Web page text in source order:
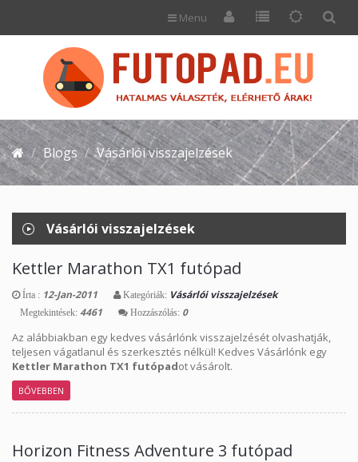
Menu
Blogs Vásárlói visszajelzések
Vásárlói visszajelzések
Kettler Marathon TX1 futópad
Írta : 12-Jan-2011 Kategóriák: Vásárlói visszajelzések
Megtekintések: 4461 Hozzászólás: 0
Az alábbiakban egy kedves vásárlónk visszajelzését olvashatják,
teljesen vágatlanul és szerkesztés nélkül! Kedves Vásárlónk egy
Kettler Marathon TX1 futópadot vásárolt.
BŐVEBBEN
Horizon Fitness Adventure 3 futópad